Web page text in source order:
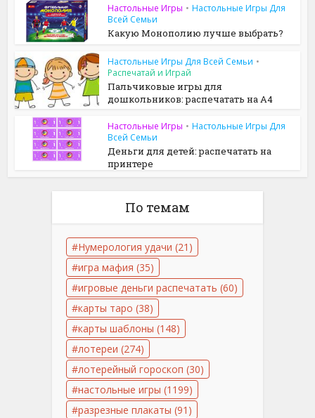
Настольные Игры • Настольные Игры Для
Всей Семьи
Какую Монополию лучше выбрать?
Настольные Игры Для Всей Семьи •
Распечатай и Играй
Пальчиковые игры для
дошкольников: распечатать на A4
Настольные Игры • Настольные Игры Для
Всей Семьи
Деньги для детей: распечатать на
принтере
По темам
Нумерология удачи (21)
игра мафия (35)
игровые деньги распечатать (60)
карты таро (38)
карты шаблоны (148)
лотереи (274)
лотерейный гороскоп (30)
настольные игры (1199)
разрезные плакаты (91)